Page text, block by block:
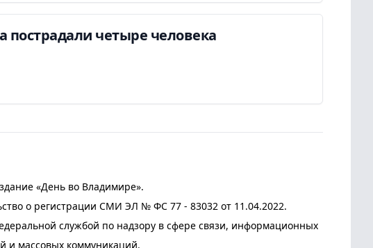
пострадали четыре человека
«День во Владимире».
о регистрации СМИ ЭЛ № ФС 77 - 83032 от 11.04.2022.
службой по надзору в сфере связи, информационных
и массовых коммуникаций.